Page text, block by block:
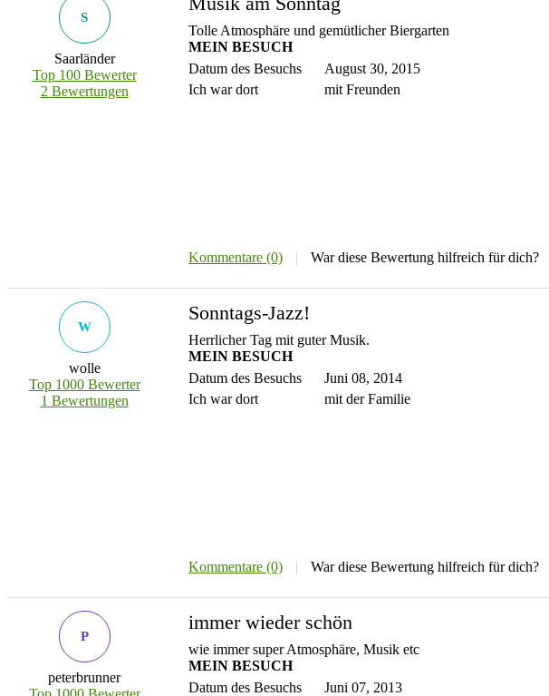
Tolle Atmosphäre und gemütlicher Biergarten
MEIN BESUCH
Datum des Besuchs
August 30, 2015
Ich war dort
mit Freunden
S
Saarländer
Top 100 Bewerter
2 Bewertungen
Kommentare (0) | War diese Bewertung hilfreich für dich?
Sonntags-Jazz!
Herrlicher Tag mit guter Musik.
MEIN BESUCH
Datum des Besuchs
Juni 08, 2014
Ich war dort
mit der Familie
W
wolle
Top 1000 Bewerter
1 Bewertungen
Kommentare (0) | War diese Bewertung hilfreich für dich?
immer wieder schön
wie immer super Atmosphäre, Musik etc
MEIN BESUCH
Datum des Besuchs
Juni 07, 2013
P
peterbrunner